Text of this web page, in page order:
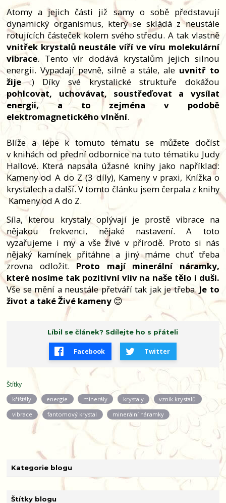
Kategorie blogu
Štítky blogu
Atomy a jejich části již samy o sobě představují
dynamický organismus, který se skládá z neustále
rotujících částeček kolem svého středu. A tak vlastně
vnitřek krystalů neustále víří ve víru molekulární
vibrace. Tento vír dodává krystalům jejich silnou
energii. Vypadají pevně, silně a stále, ale uvnitř to
žije:) Díky své krystalické struktuře dokážou
pohlcovat, uchovávat, soustřeďovat a vysílat
energii, a to zejména v podobě
elektromagnetického vlnění.
Blíže a lépe k tomuto tématu se můžete dočíst
v knihách od přední odbornice na tuto tématiku Judy
Hallové. Která napsala úžasné knihy jako například:
Kameny od A do Z (3 díly), Kameny v praxi, Knížka o
krystalech a další. V tomto článku jsem čerpala z knihy
Kameny od A do Z.
Síla, kterou krystaly oplývají je prostě vibrace na
nějakou frekvenci, nějaké nastavení. A toto
vyzařujeme i my a vše živé v přírodě. Proto si nás
nějaký kamínek přitáhne a jiný máme chuť třeba
zrovna odložit. Proto mají minerální náramky,
které nosíme tak pozitivní vliv na naše tělo i duši.
Vše se mění a neustále přetváří tak jak je třeba.Je to
život a také Živé kameny 😊
Líbil se článek? Sdílejte ho s přáteli
Facebook Twitter
Štítky
křišťály energie minerály krystaly vznik krystalů
vibrace fantomový krystal minerální náramky